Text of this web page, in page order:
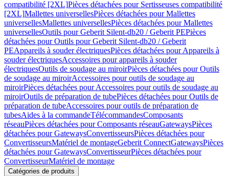
compatibilité [2XL]Pièces détachées pour Sertisseuses compatibilité
[2XL]Mallettes universellesPièces détachées pour Mallettes
universellesMallettes universellesPièces détachées pour Mallettes
universellesOutils pour Geberit Silent-db20 / Geberit PEPièces
détachées pour Outils pour Geberit Silent-db20 / Geberit
PEAppareils à souder électriquesPièces détachées pour Appareils à
souder électriquesAccessoires pour appareils à souder
électriquesOutils de soudage au miroirPièces détachées pour Outils
de soudage au miroirAccessoires pour outils de soudage au
miroirPièces détachées pour Accessoires pour outils de soudage au
miroirOutils de préparation de tubePièces détachées pour Outils de
préparation de tubeAccessoires pour outils de préparation de
tubesAides à la commandeTélécommandesComposants
réseauPièces détachées pour Composants réseauGatewaysPièces
détachées pour GatewaysConvertisseursPièces détachées pour
ConvertisseursMatériel de montageGeberit ConnectGatewaysPièces
détachées pour GatewaysConvertisseurPièces détachées pour
ConvertisseurMatériel de montage
Catégories de produits